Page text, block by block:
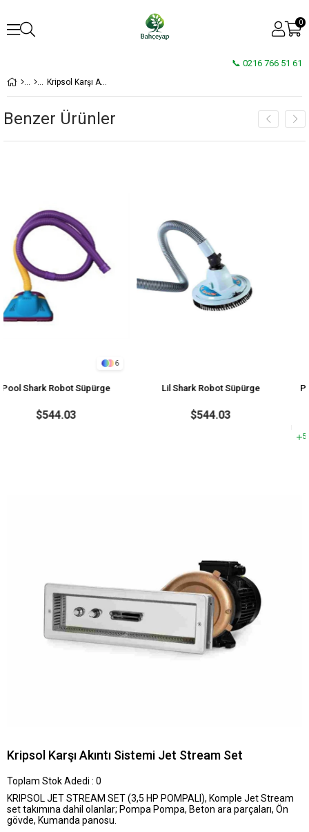
0
📞 0216 766 51 61
Kripsol Karşı Akıntı Sistemi Jet Stream Set
Benzer Ürünler
Robot Süpürge
$544.03
Lil Shark Robot Süpürge
$544.03
Pahlen
Kripsol Karşı Akıntı Sistemi Jet Stream Set
Toplam Stok Adedi : 0
KRIPSOL JET STREAM SET (3,5 HP POMPALI), Komple Jet Stream
set takımına dahil olanlar; Pompa Pompa, Beton ara parçaları, Ön
gövde, Kumanda panosu.